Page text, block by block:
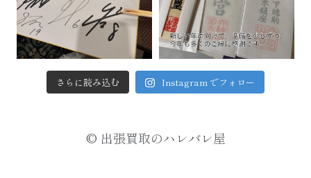
さらに読み込む Instagram でフォロー
© 出張買取のハレバレ屋